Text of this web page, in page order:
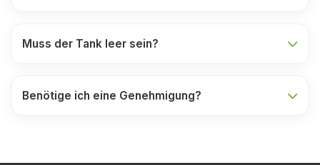
Muss der Tank leer sein?
Benötige ich eine Genehmigung?